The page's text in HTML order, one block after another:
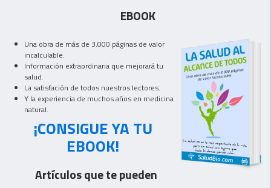
EBOOK
Una obra de más de 3.000 páginas de valor
incalculable.
Información extraordinaria que mejorará tu
salud.
La satisfación de todos nuestros lectores.
Y la experiencia de muchos años en medicina
natural.
¡CONSIGUE YA TU
EBOOK!
Artículos que te pueden